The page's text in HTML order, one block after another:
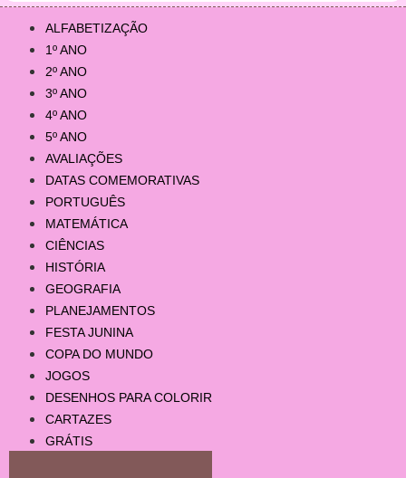
ALFABETIZAÇÃO
1º ANO
2º ANO
3º ANO
4º ANO
5º ANO
AVALIAÇÕES
DATAS COMEMORATIVAS
PORTUGUÊS
MATEMÁTICA
CIÊNCIAS
HISTÓRIA
GEOGRAFIA
PLANEJAMENTOS
FESTA JUNINA
COPA DO MUNDO
JOGOS
DESENHOS PARA COLORIR
CARTAZES
GRÁTIS